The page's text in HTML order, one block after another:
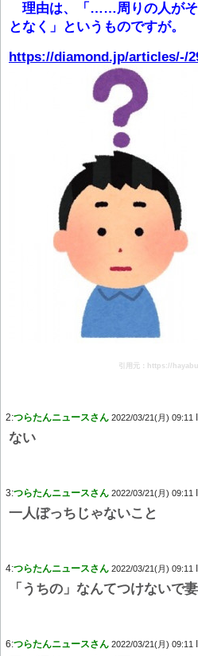
理由は、「……周りの人がそ
となく」というものですが。
https://diamond.jp/articles/-/
引用元：https://
2:つらたんニュースさん 2022/03/21(月) 09:11
ない
3:つらたんニュースさん 2022/03/21(月) 09:11
一人ぼっちじゃないこと
4:つらたんニュースさん 2022/03/21(月) 09:11
「うちの」なんてつけないで
6:つらたんニュースさん 2022/03/21(月) 09:11